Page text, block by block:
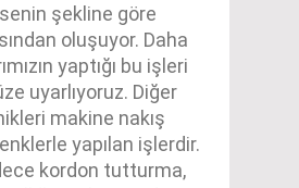
şekline göre
oluşuyor. Daha
yaptığı bu işleri
uyarlıyoruz. Diğer
makine nakış
yapılan işlerdir.
kordon tutturma,